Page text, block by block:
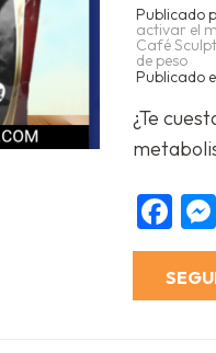
Publicado
activar el
Café
de peso
Publicado
¿Te